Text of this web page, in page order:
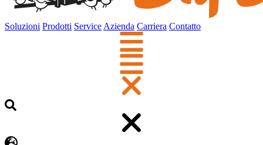
Soluzioni Prodotti Service Azienda Carriera Contatto